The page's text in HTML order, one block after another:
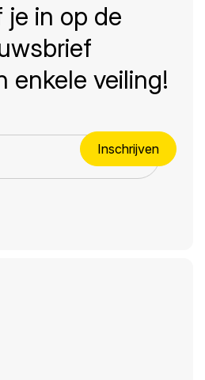
je in op de
enkele veiling!
Inschrijven